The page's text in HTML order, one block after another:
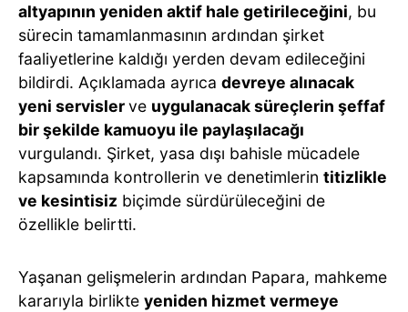
altyapının yeniden aktif hale getirileceğini, bu
sürecin tamamlanmasının ardından şirket
faaliyetlerine kaldığı yerden devam edileceğini
bildirdi. Açıklamada ayrıca devreye alınacak
yeni servislerve uygulanacak süreçlerin şeffaf
bir şekilde kamuoyu ile paylaşılacağı
vurgulandı. Şirket, yasa dışı bahisle mücadele
kapsamında kontrollerin ve denetimlerin titizlikle
ve kesintisiz biçimde sürdürüleceğini de
özellikle belirtti.
Yaşanan gelişmelerin ardından Papara, mahkeme
kararıyla birlikte yeniden hizmet vermeye